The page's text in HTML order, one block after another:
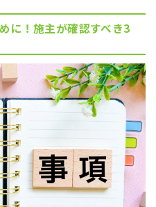
に！施主が確認すべき3